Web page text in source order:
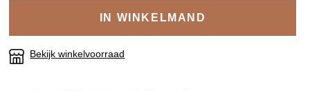
IN WINKELMAND
Bekijk winkelvoorraad